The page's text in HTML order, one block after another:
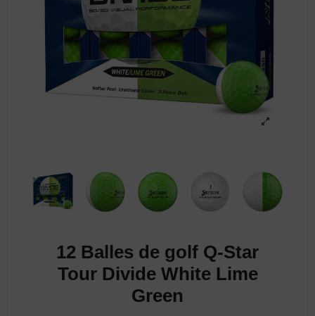
12 Balles de golf Q-Star
Tour Divide White Lime
Green